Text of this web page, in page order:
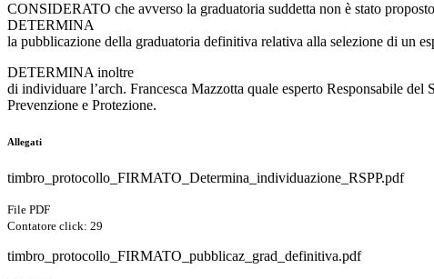
CONSIDERATO che avverso la graduatoria suddetta non è stato
DETERMINA
la pubblicazione della graduatoria definitiva relativa alla selezione di un
DETERMINA inoltre
di individuare l’arch. Francesca Mazzotta quale esperto Responsabile del
Prevenzione e Protezione.
Allegati
timbro_protocollo_FIRMATO_Determina_individuazione_RSPP.pdf
File PDF
Contatore click: 29
timbro_protocollo_FIRMATO_pubblicaz_grad_definitiva.pdf